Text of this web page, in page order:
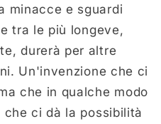
minacce e sguardi
tra le più longeve,
durerà per altre
Un'invenzione che ci
che in qualche modo
ci dà la possibilità